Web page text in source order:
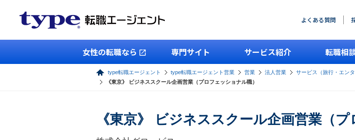
よくある質問
女性の転職なら 専門サイト サービス紹介 転職相
type転職エージェント type転職エージェント営業 営業 法人営業
サービス（旅行・エン
《東京》 ビジネススクール企画営業（プロフェッショナル職）
《東京》 ビジネススクール企画営業（プ